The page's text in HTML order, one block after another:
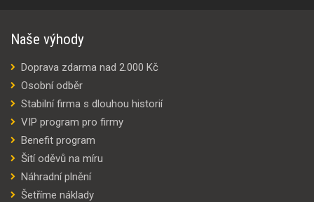
Naše výhody
Doprava zdarma nad 2.000 Kč
Osobní odběr
Stabilní firma s dlouhou historií
VIP program pro firmy
Benefit program
Šití oděvů na míru
Náhradní plnění
Šetříme náklady